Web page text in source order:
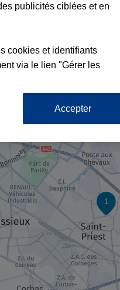
1
6
publicités ciblées et en
cookies et identifiants
via le lien "Gérer les
Accepter